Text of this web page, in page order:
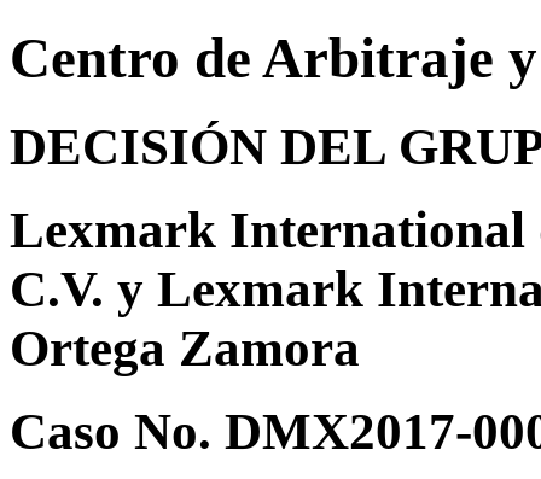
Centro de Arbitraje
DECISIÓN DEL
Lexmark International
C.V. y Lexmark
Ortega Zamora
Caso No. DMX2017-